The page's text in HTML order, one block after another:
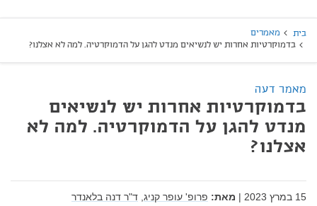
בית
מאמרים
בדמוקרטיות אחרות יש לנשיאים מנדט להגן על הדמוקרטיה. למה לא אצלנו?
מאמר דעה
בדמוקרטיות אחרות יש לנשיאים
מנדט להגן על הדמוקרטיה. למה לא
אצלנו?
15 במרץ 2023 | מאת: פרופ' עופר קניג, ד"ר דנה בלאנדר